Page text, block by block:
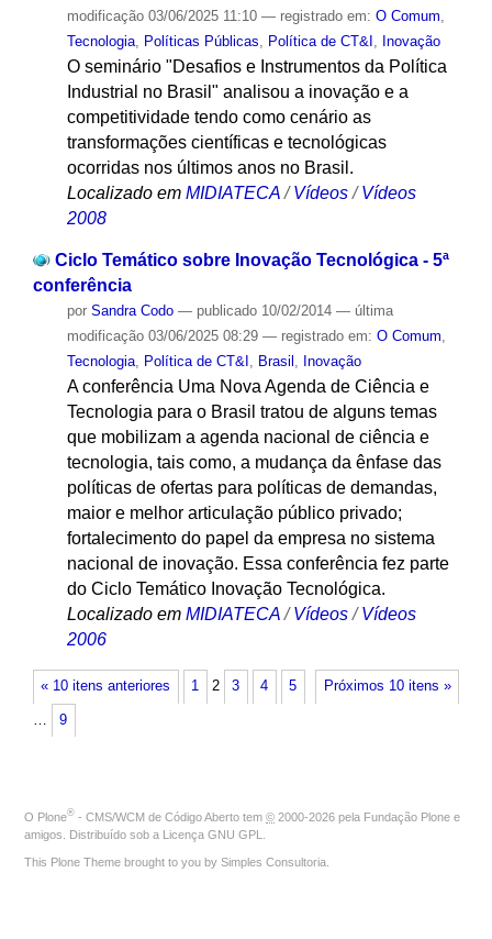
modificação03/06/2025 11:10 — registrado em: O Comum
Tecnologia, Políticas Públicas Política de CT&I Inovação
O seminário "Desafios e Instrumentos da Política
Industrial no Brasil" analisou a inovação e a
competitividade tendo como cenário as
transformações científicas e tecnológicas
ocorridas nos últimos anos no Brasil.
Localizado em MIDIATECA /Vídeos /Vídeos
2008
Ciclo Temático sobre Inovação Tecnológica - 5ª
conferência
por Sandra Codo — publicado10/02/2014 — última
modificação03/06/2025 08:29 — registrado em: O Comum,
Tecnologia, Política de CT&I , Brasil , Inovação
A conferência Uma Nova Agenda de Ciência e
Tecnologia para o Brasil tratou de alguns temas
que mobilizam a agenda nacional de ciência e
tecnologia, tais como, a mudança da ênfase das
políticas de ofertas para políticas de demandas,
maior e melhor articulação público privado;
fortalecimento do papel da empresa no sistema
nacional de inovação. Essa conferência fez parte
do Ciclo Temático Inovação Tecnológica.
Localizado em MIDIATECA /Vídeos /Vídeos
2006
« 10 itens anteriores Próximos 10 itens »
1 2 3 4 5
… 9
O Plone® - CMS/WCM de Código Aberto tem © 2000-2026 pela Fundação Plone e
amigos. Distribuído sob a Licença GNU GPL
This Plone Theme brought to you by Simples Consultoria